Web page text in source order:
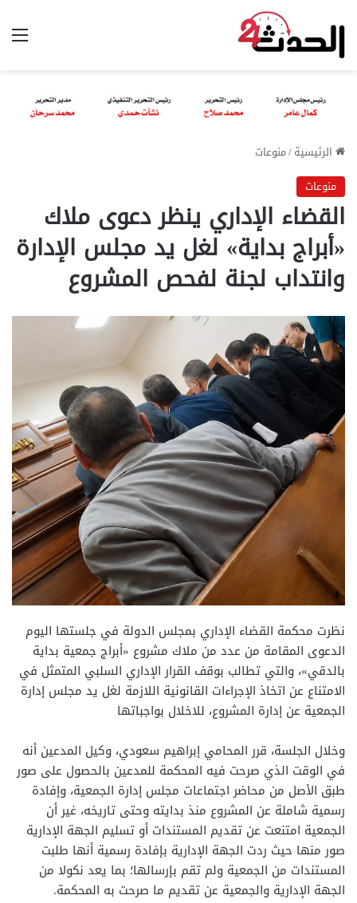
الرئيسية/منوعات
منوعات
القضاء الإداري ينظر دعوى ملاك
«أبراج بداية» لغل يد مجلس الإدارة
وانتداب لجنة لفحص المشروع
نظرت محكمة القضاء الإداري بمجلس الدولة في جلستها اليوم
الدعوى المقامة من عدد من ملاك مشروع «أبراج جمعية بداية
بالدقي»، والتي تطالب بوقف القرار الإداري السلبي المتمثل في
الامتناع عن اتخاذ الإجراءات القانونية اللازمة لغل يد مجلس إدارة
الجمعية عن إدارة المشروع، للاخلال بواجباتها
وخلال الجلسة، قرر المحامي إبراهيم سعودي، وكيل المدعين أنه
في الوقت الذي صرحت فيه المحكمة للمدعين بالحصول على صور
طبق الأصل من محاضر اجتماعات مجلس إدارة الجمعية، وإفادة
رسمية شاملة عن المشروع منذ بدايته وحتى تاريخه، غير أن
الجمعية امتنعت عن تقديم المستندات أو تسليم الجهة الإدارية
صور منها حيث ردت الجهة الإدارية بإفادة رسمية أنها طلبت
المستندات من الجمعية ولم تقم بإرسالها؛ بما يعد نكولا من
الجهة الإدارية والجمعية عن تقديم ما صرحت به المحكمة.